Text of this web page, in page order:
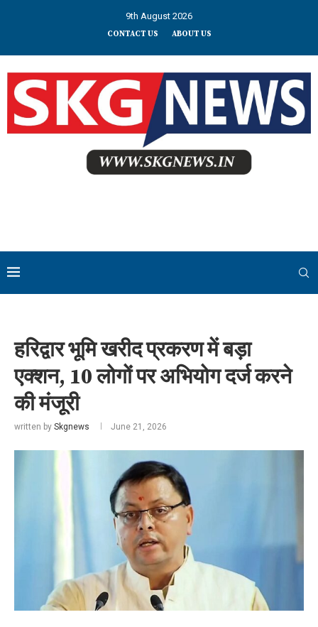
9th August 2026
CONTACT US ABOUT US
हरिद्वार भूमि खरीद प्रकरण में बड़ा
एक्शन, 10 लोगों पर अभियोग दर्ज करने
की मंजूरी
written by Skgnews June 21, 2026